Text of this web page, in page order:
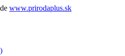
www.prirodaplus.sk